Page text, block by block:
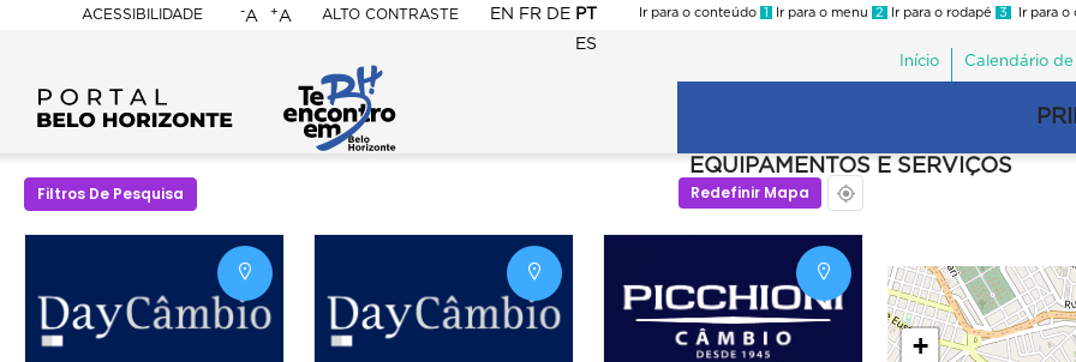
ACESSIBILIDADE
BELO
HORIZONTE
-A +A ALTO CONTRASTE EN FR DE PT
ES
Ir para o conteúdo 1 Ir para o menu 2 Ir para o rodapé 3 Ir para o
Menu
Início Calendário
principal
Trade
EQUIPAMENTOS E SERVIÇOS
Filtros De Pesquisa Redefinir Mapa
+